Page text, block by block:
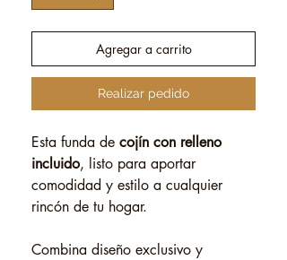
Agregar a carrito
Realizar pedido
Esta funda de cojín con relleno
incluido, listo para aportar
comodidad y estilo a cualquier
rincón de tu hogar.
Combina diseño exclusivo y